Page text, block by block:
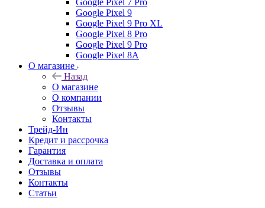
Google Pixel 7 Pro
Google Pixel 9
Google Pixel 9 Pro XL
Google Pixel 8 Pro
Google Pixel 9 Pro
Google Pixel 8A
О магазине
Назад
О магазине
О компании
Отзывы
Контакты
Трейд-Ин
Кредит и рассрочка
Гарантия
Доставка и оплата
Отзывы
Контакты
Статьи